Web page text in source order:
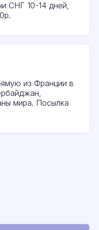
СНГ 10-14 дней,
из Франции в
мира. Посылка